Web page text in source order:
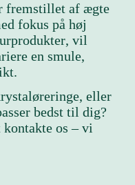
fremstillet af ægte
fokus på høj
vil
en smule,
eller
bedst til dig?
os – vi